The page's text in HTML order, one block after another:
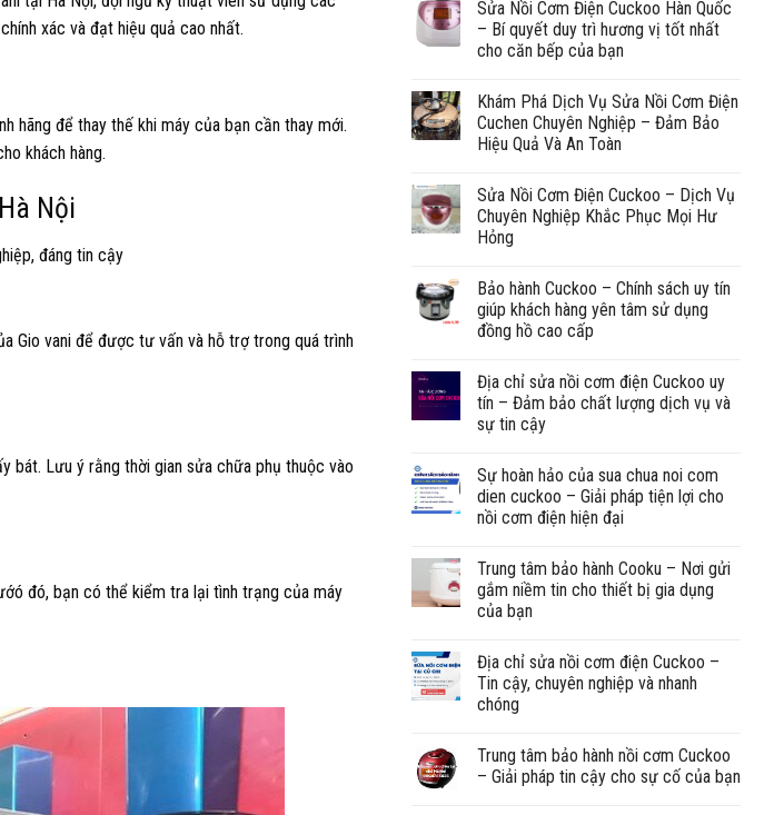
xác và đạt hiệu quả cao nhất.
hãng để thay thế khi máy của bạn cần thay mới.
khách hàng.
Nội
Gio vani để được tư vấn và hỗ trợ trong quá trình
bát. Lưu ý rằng thời gian sửa chữa phụ thuộc vào
đó, bạn có thể kiểm tra lại tình trạng của máy
Sửa Nồi Cơm Điện Cuckoo Hàn Quốc
– Bí quyết duy trì hương vị tốt nhất
cho căn bếp của bạn
Khám Phá Dịch Vụ Sửa Nồi Cơm Điện
Cuchen Chuyên Nghiệp – Đảm Bảo
Hiệu Quả Và An Toàn
Sửa Nồi Cơm Điện Cuckoo – Dịch Vụ
Chuyên Nghiệp Khắc Phục Mọi Hư
Hỏng
Bảo hành Cuckoo – Chính sách uy tín
giúp khách hàng yên tâm sử dụng
đồng hồ cao cấp
Địa chỉ sửa nồi cơm điện Cuckoo uy
tín – Đảm bảo chất lượng dịch vụ và
sự tin cậy
Sự hoàn hảo của sua chua noi com
dien cuckoo – Giải pháp tiện lợi cho
nồi cơm điện hiện đại
Trung tâm bảo hành Cooku – Nơi gửi
gắm niềm tin cho thiết bị gia dụng
của bạn
Địa chỉ sửa nồi cơm điện Cuckoo –
Tin cậy, chuyên nghiệp và nhanh
chóng
Trung tâm bảo hành nồi cơm Cuckoo
– Giải pháp tin cậy cho sự cố của bạn